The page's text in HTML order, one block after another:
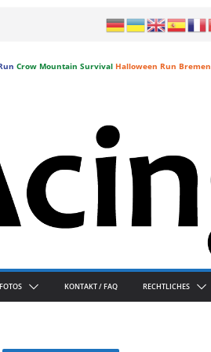
Crow Mountain Survival Halloween Run Bremen
FOTOS KONTAKT / FAQ RECHTLICHES